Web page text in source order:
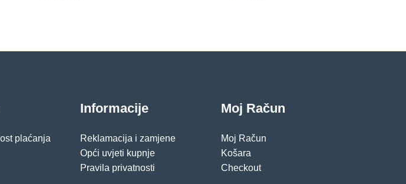
plaćanja
Informacije
Reklamacija i zamjene
Opći uvjeti kupnje
Pravila privatnosti
Moj Račun
Moj Račun
Košara
Checkout